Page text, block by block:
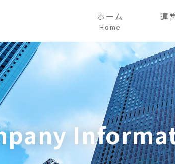
ホーム
Home
運